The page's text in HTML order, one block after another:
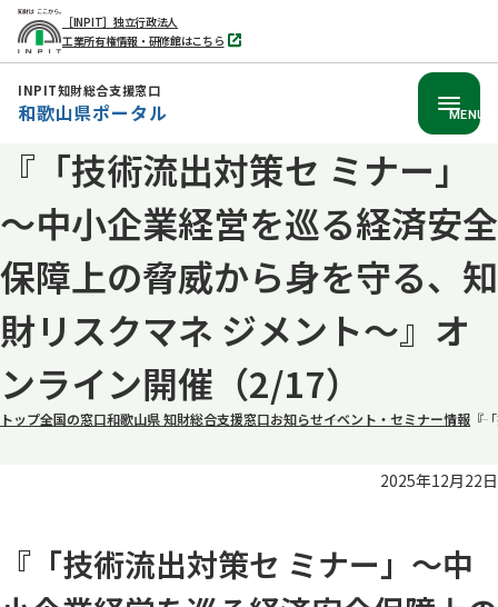
へ
動
［INPIT］独立行政法人
工業所有権情報・研修館はこちら
別
タ
INPIT知財総合支援窓口
和歌山県ポータル MENU
『「技術流出対策セ ミナー」
～中小企業経営を巡る経済安全
保障上の脅威から身を守る、知
財リスクマネ ジメント～』オ
ンライン開催（2/17）
トップ全国の窓口和歌山県 知財総合支援窓口お知らせイベント・セミナー情報 『
2025年12月22日
『「技術流出対策セ ミナー」～中